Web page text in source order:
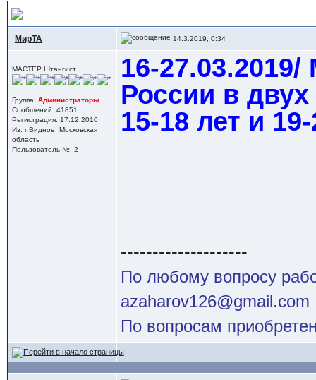
МирТА 14.3.2019, 0:34
МАСТЕР Штангист
Группа: Администраторы
Сообщений: 41851
Регистрация: 17.12.2010
Из: г.Видное, Московская
область
Пользователь №: 2
16-
России в
15-18 лет и
--------------------
По любому вопросу
azaharov126@gmail.com
По вопросам